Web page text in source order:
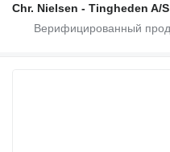
Chr. Nielsen - Tingheden A/S